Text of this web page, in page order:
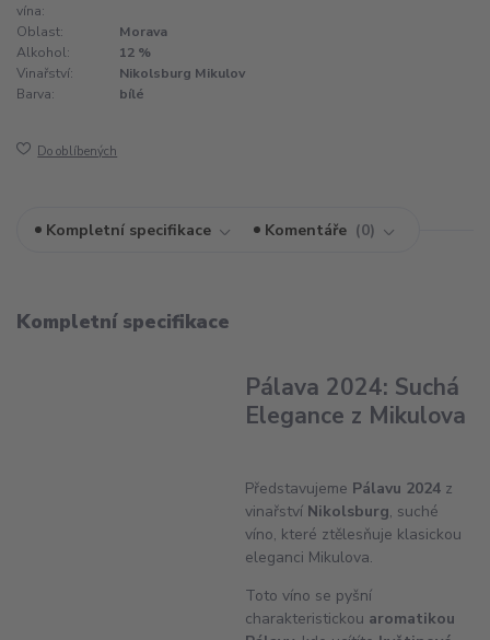
vína:
Oblast:
Morava
Alkohol:
12 %
Vinařství:
Nikolsburg Mikulov
Barva:
bílé
Do oblíbených
Kompletní specifikace Komentáře 0
Kompletní specifikace
Pálava 2024: Suchá
Elegance z Mikulova
Představujeme Pálavu 2024 z
vinařství Nikolsburg, suché
víno, které ztělesňuje klasickou
eleganci Mikulova.
Toto víno se pyšní
charakteristickou aromatikou